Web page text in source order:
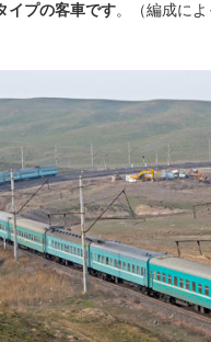
イプの客車です。（編成に